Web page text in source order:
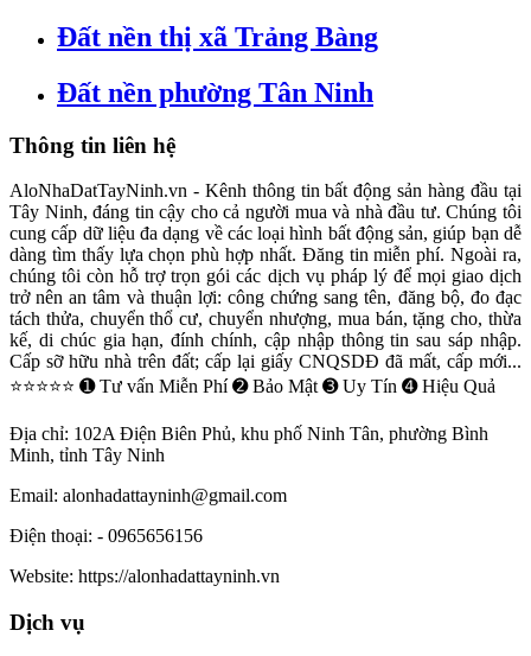
Đất nền thị xã Trảng Bàng
Đất nền phường Tân Ninh
Thông tin liên hệ
AloNhaDatTayNinh.vn - Kênh thông tin bất động sản hàng đầu tại
Tây Ninh, đáng tin cậy cho cả người mua và nhà đầu tư. Chúng tôi
cung cấp dữ liệu đa dạng về các loại hình bất động sản, giúp bạn dễ
dàng tìm thấy lựa chọn phù hợp nhất. Đăng tin miễn phí. Ngoài ra,
chúng tôi còn hỗ trợ trọn gói các dịch vụ pháp lý để mọi giao dịch
trở nên an tâm và thuận lợi: công chứng sang tên, đăng bộ, đo đạc
tách thửa, chuyển thổ cư, chuyển nhượng, mua bán, tặng cho, thừa
kế, di chúc gia hạn, đính chính, cập nhập thông tin sau sáp nhập.
Cấp sỡ hữu nhà trên đất; cấp lại giấy CNQSDĐ đã mất, cấp mới...
⭐⭐⭐⭐⭐ ➊ Tư vấn Miễn Phí ➋ Bảo Mật ➌ Uy Tín ➍ Hiệu Quả
Địa chỉ: 102A Điện Biên Phủ, khu phố Ninh Tân, phường Bình
Minh, tỉnh Tây Ninh
Email: alonhadattayninh@gmail.com
Điện thoại: - 0965656156
Website: https://alonhadattayninh.vn
Dịch vụ